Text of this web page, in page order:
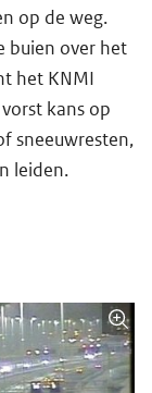
op de weg.
buien over het
het KNMI
kans op
sneeuwresten,
leiden.